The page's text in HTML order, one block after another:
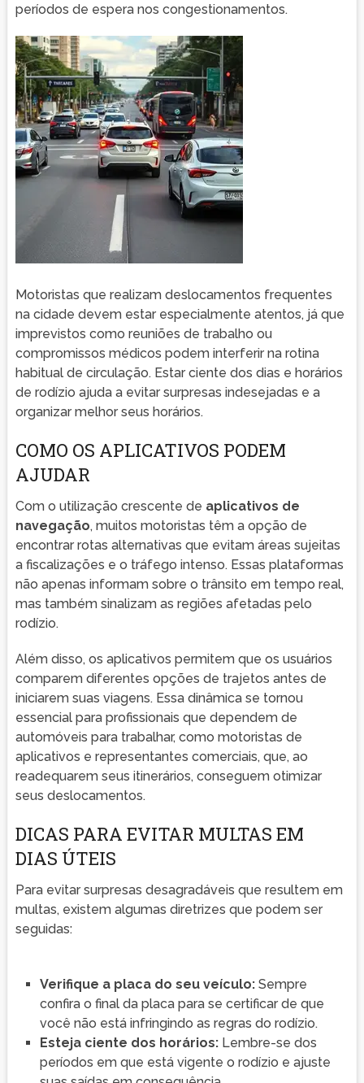
períodos de espera nos congestionamentos.
Motoristas que realizam deslocamentos frequentes
na cidade devem estar especialmente atentos, já que
imprevistos como reuniões de trabalho ou
compromissos médicos podem interferir na rotina
habitual de circulação. Estar ciente dos dias e horários
de rodízio ajuda a evitar surpresas indesejadas e a
organizar melhor seus horários.
COMO OS APLICATIVOS PODEM
AJUDAR
Com o utilização crescente de aplicativos de
navegação, muitos motoristas têm a opção de
encontrar rotas alternativas que evitam áreas sujeitas
a fiscalizações e o tráfego intenso. Essas plataformas
não apenas informam sobre o trânsito em tempo real,
mas também sinalizam as regiões afetadas pelo
rodízio.
Além disso, os aplicativos permitem que os usuários
comparem diferentes opções de trajetos antes de
iniciarem suas viagens. Essa dinâmica se tornou
essencial para profissionais que dependem de
automóveis para trabalhar, como motoristas de
aplicativos e representantes comerciais, que, ao
readequarem seus itinerários, conseguem otimizar
seus deslocamentos.
DICAS PARA EVITAR MULTAS EM
DIAS ÚTEIS
Para evitar surpresas desagradáveis que resultem em
multas, existem algumas diretrizes que podem ser
seguidas:
Verifique a placa do seu veículo:Sempre
confira o final da placa para se certificar de que
você não está infringindo as regras do rodízio.
Esteja ciente dos horários:Lembre-se dos
períodos em que está vigente o rodízio e ajuste